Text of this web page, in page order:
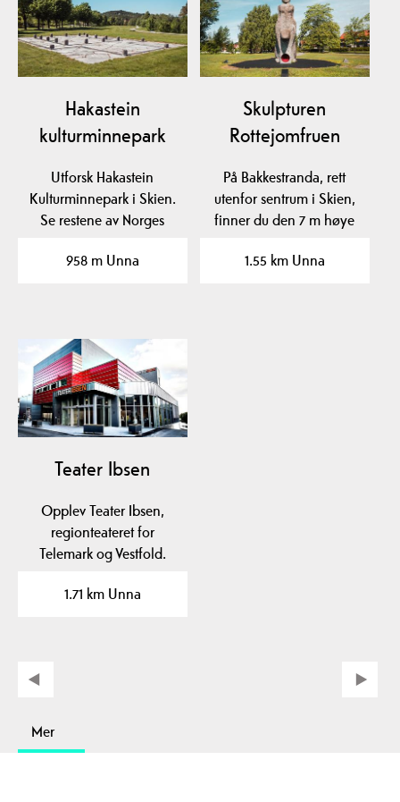
Hakastein
kulturminnepark
Utforsk Hakastein
Kulturminnepark i Skien.
Se restene av Norges
958 m Unna
Skulpturen
Rottejomfruen
På Bakkestranda, rett
utenfor sentrum i Skien,
finner du den 7 m høye
1.55 km Unna
Teater Ibsen
Opplev Teater Ibsen,
regionteateret for
Telemark og Vestfold.
1.71 km Unna
Mer